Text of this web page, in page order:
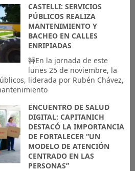
CASTELLI: SERVICIOS
PÚBLICOS REALIZA
MANTENIMIENTO Y
BACHEO EN CALLES
ENRIPIADAS
🚧En la jornada de este
lunes 25 de noviembre, la
liderada por Rubén Chávez,
ENCUENTRO DE SALUD
DIGITAL: CAPITANICH
DESTACÓ LA IMPORTANCIA
DE FORTALECER “UN
MODELO DE ATENCIÓN
CENTRADO EN LAS
PERSONAS”